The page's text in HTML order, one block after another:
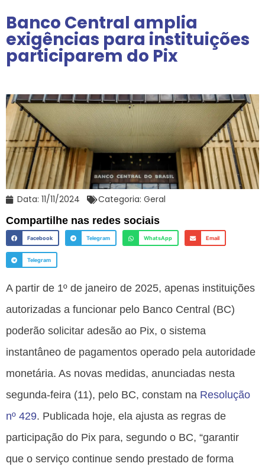
Banco Central amplia
exigências para instituições
participarem do Pix
Data: 11/11/2024 Categoria: Geral
Compartilhe nas redes sociais
Facebook Telegram WhatsApp Email
Telegram
A partir de 1º de janeiro de 2025, apenas instituições
autorizadas a funcionar pelo Banco Central (BC)
poderão solicitar adesão ao Pix, o sistema
instantâneo de pagamentos operado pela autoridade
monetária. As novas medidas, anunciadas nesta
segunda-feira (11), pelo BC, constam na Resolução
nº 429. Publicada hoje, ela ajusta as regras de
participação do Pix para, segundo o BC, “garantir
que o serviço continue sendo prestado de forma